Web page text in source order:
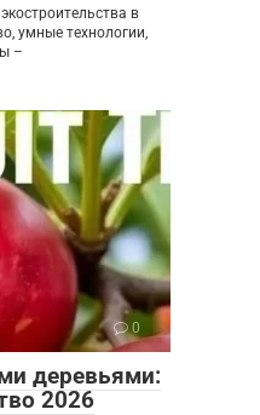
в
умные технологии,
–
0
деревьями:
2026